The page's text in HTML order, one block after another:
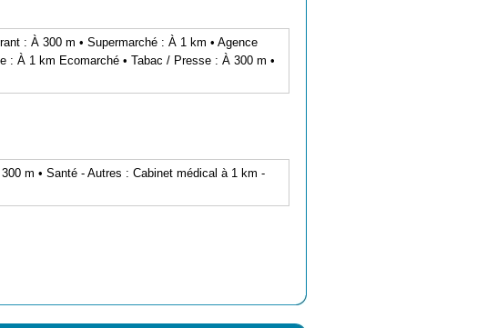
: À 300 m • Supermarché : À 1 km • Agence
: À 1 km Ecomarché • Tabac / Presse : À 300 m •
m • Santé - Autres : Cabinet médical à 1 km -